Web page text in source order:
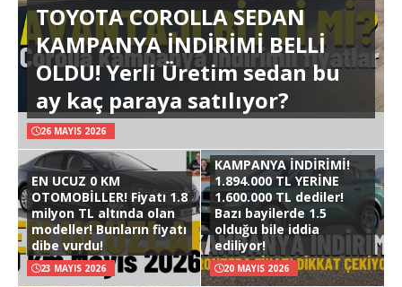
TOYOTA COROLLA SEDAN
KAMPANYA İNDİRİMİ BELLİ
OLDU! Yerli Üretim sedan bu
ay kaç paraya satılıyor?
26 MAYIS 2026
EN UCUZ 0 KM
OTOMOBİLLER! Fiyatı 1.8
milyon TL altında olan
modeller! Bunların fiyatı
dibe vurdu!
23 MAYIS 2026
KAMPANYA İNDİRİMİ!
1.894.000 TL YERİNE
1.600.000 TL dediler!
Bazı bayilerde 1.5
olduğu bile iddia
ediliyor!
20 MAYIS 2026